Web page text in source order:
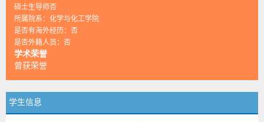
硕士生导师否
所属院系：化学与化工学院
是否有海外经历：否
是否外籍人员：否
学术荣誉
曾获荣誉
学生信息